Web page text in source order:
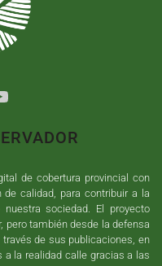
de cobertura provincial con
calidad, para contribuir a la
sociedad. El proyecto
pero también desde la defensa
de sus publicaciones, en
a la realidad calle gracias a las